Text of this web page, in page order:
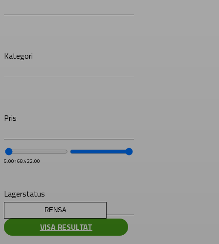
Kategori
Pris
5.00168,422.00
Lagerstatus
RENSA
VISA RESULTAT